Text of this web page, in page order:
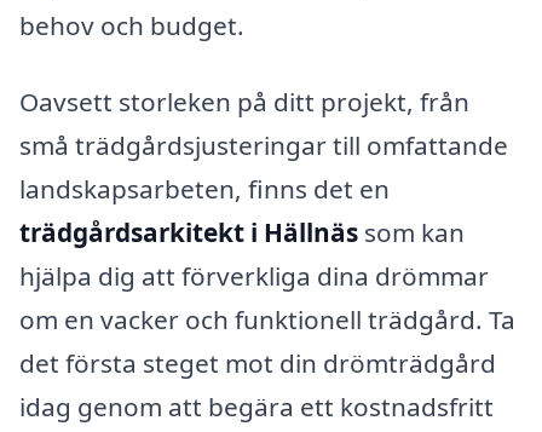
behov och budget.
Oavsett storleken på ditt projekt, från
små trädgårdsjusteringar till omfattande
landskapsarbeten, finns det en
trädgårdsarkitekt i Hällnäs som kan
hjälpa dig att förverkliga dina drömmar
om en vacker och funktionell trädgård. Ta
det första steget mot din drömträdgård
idag genom att begära ett kostnadsfritt